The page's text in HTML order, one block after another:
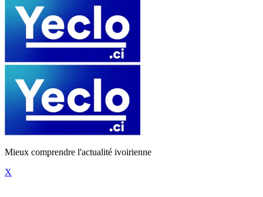
Mieux comprendre l'actualité ivoirienne
X